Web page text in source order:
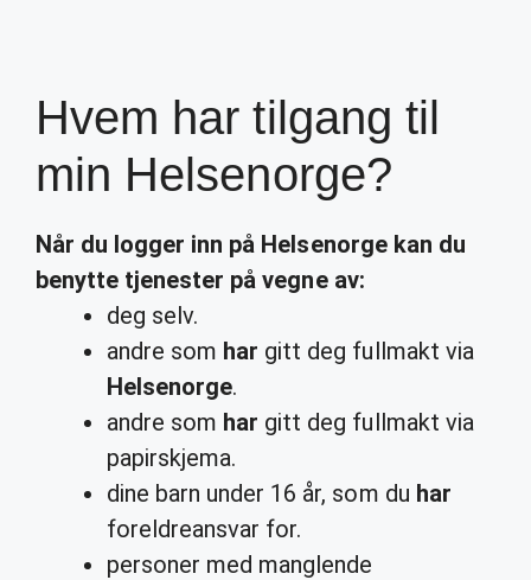
Hvem har tilgang til
min Helsenorge?
Når du logger inn på Helsenorgekan du
benytte tjenester på vegne av:
deg selv.
andre som har gitt deg fullmakt via
Helsenorge.
andre som har gitt deg fullmakt via
papirskjema.
dine barn under 16 år, som du har
foreldreansvar for.
personer med manglende